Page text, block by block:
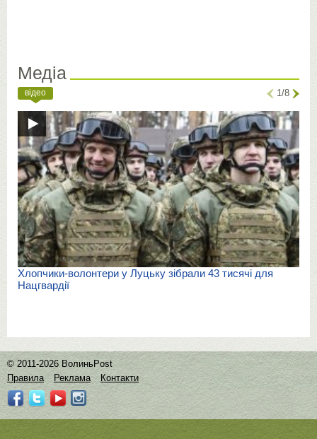
Медіа
відео 1/8
Хлопчики-волонтери у Луцьку зібрали 43 тисячі для
Нацгвардії
© 2011-2026 ВолиньPost
Правила
Реклама Контакти